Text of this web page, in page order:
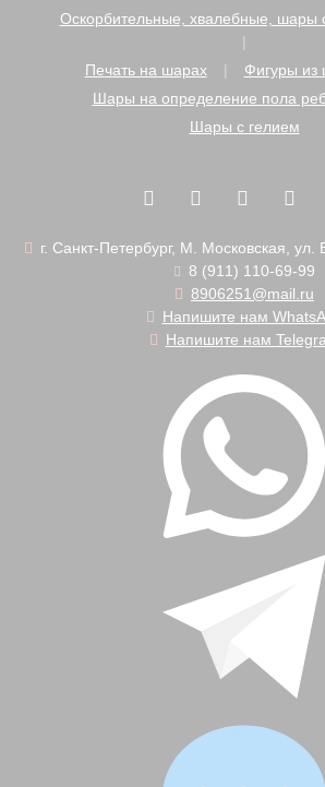
Оскорбительные, хвалебные, шары
Печать на шарах
Фигуры из
Шары на определение пола
Шары с гелием
г. Санкт-Петербург, М. Московская,
8 (911) 110-69-99
8906251@mail.ru
Напишите нам
Напишите нам